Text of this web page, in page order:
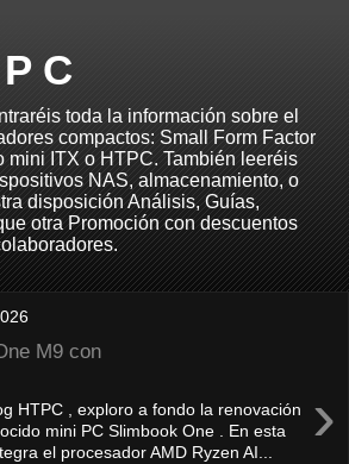
C
toda la información sobre el
compactos: Small Form Factor
mini ITX o HTPC. También leeréis
NAS, almacenamiento, o
disposición Análisis, Guías,
otra Promoción con descuentos
M9 con
›
HTPC , exploro a fondo la renovación
mini PC Slimbook One . En esta
el procesador AMD Ryzen AI...